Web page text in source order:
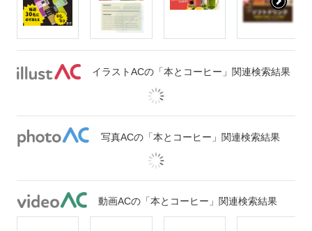
イラストACの「本とコーヒー」関連検索結果
写真ACの「本とコーヒー」関連検索結果
動画ACの「本とコーヒー」関連検索結果